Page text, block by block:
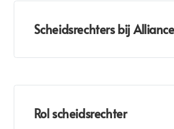
Scheidsrechters bij Alliance
Rol scheidsrechter